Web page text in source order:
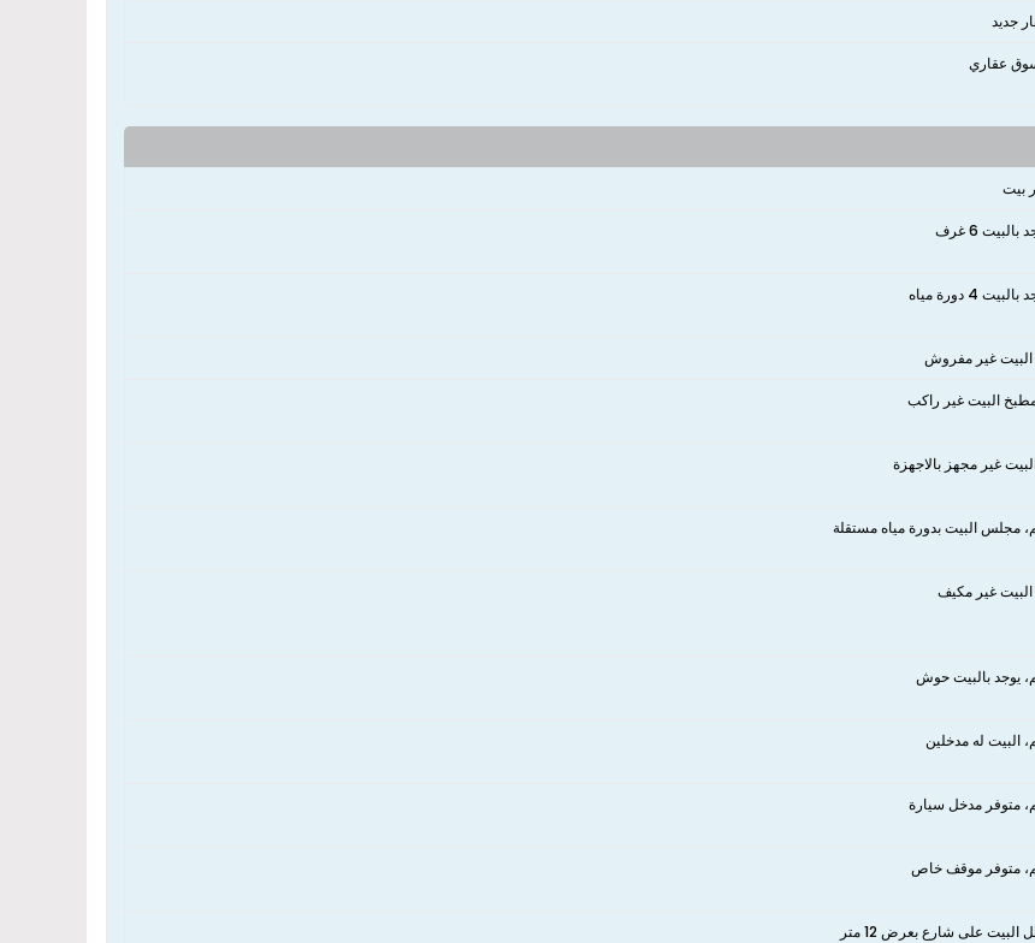
جديد
عقاري
بيت
بالبيت 6 غرف
4 دورة مياه
البيت غير مفروش
مطبخ البيت غير راكب
غير مجهز بالاجهزة
مجلس البيت بدورة مياه مستقلة
البيت غير مكيف
يوجد بالبيت حوش
البيت له مدخلين
متوفر مدخل سيارة
متوفر موقف خاص
البيت على شارع بعرض 12 متر